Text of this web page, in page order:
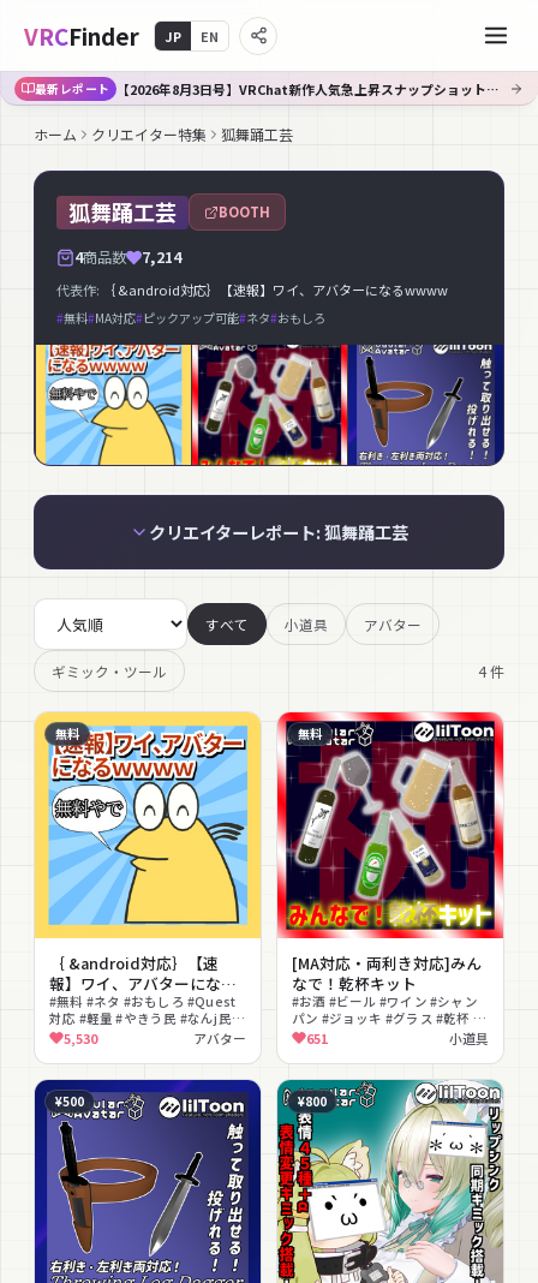
VRCFinder JP EN
最新レポート 【2026年8月3日号】VRChat新作人気急上昇スナップショット｜Booth週間TOP30
ホーム クリエイター特集 狐舞踊工芸
狐舞踊工芸 BOOTH
4商品数 7,214
代表作: ｛ &android対応｝【速報】ワイ、アバターになるwwww
#無料#MA対応#ピックアップ可能#ネタ#おもしろ
クリエイターレポート: 狐舞踊工芸
すべて 小道具 アバター
ギミック・ツール 4件
無料
｛ &android対応｝【速
報】ワイ、アバターになる
wwww
#無料 #ネタ #おもしろ #Quest
対応 #軽量 #やきう民 #なんj民 #
コミカル
5,530 アバター
無料
[MA対応・両利き対応]みん
なで！乾杯キット
#お酒 #ビール #ワイン #シャン
パン #ジョッキ #グラス #乾杯 #
飲み物 #パーティー #無料
651 小道具
¥500 ¥800